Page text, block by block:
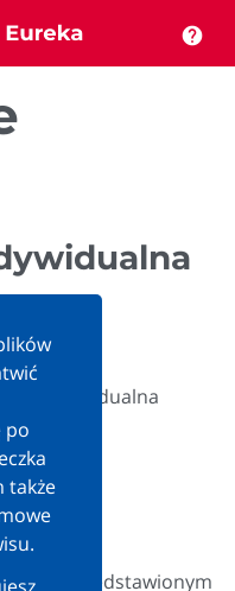
help
indywidualna
czy w przedstawionym
po
także